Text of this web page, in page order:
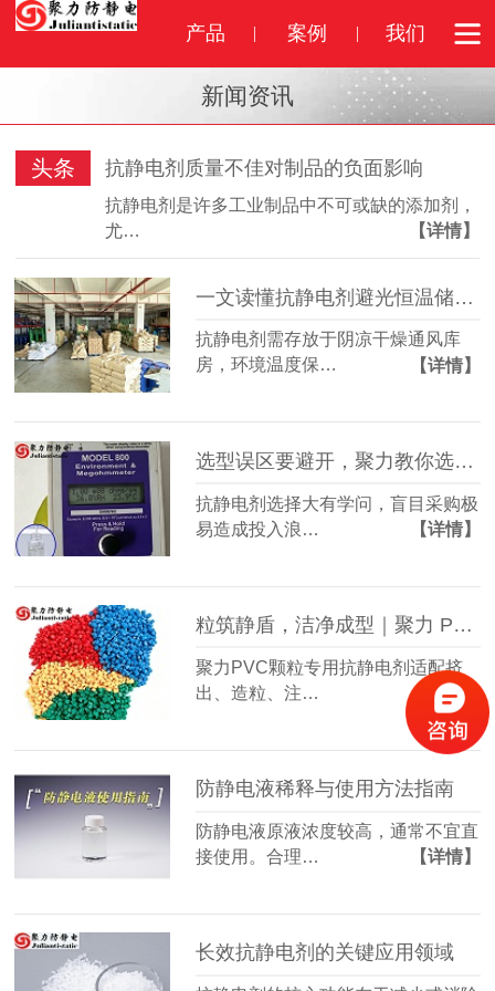
产品 案例 我们
新闻资讯
头条 抗静电剂质量不佳对制品的负面影响
抗静电剂是许多工业制品中不可或缺的添加剂，
尤…
【详情】
一文读懂抗静电剂避光恒温储存标准
抗静电剂需存放于阴凉干燥通风库
房，环境温度保…
【详情】
选型误区要避开，聚力教你选对抗静电剂
抗静电剂选择大有学问，盲目采购极
易造成投入浪…
【详情】
粒筑静盾，洁净成型｜聚力 PVC 颗粒专用抗静电剂
聚力PVC颗粒专用抗静电剂适配挤
出、造粒、注…
【详情】
防静电液稀释与使用方法指南
防静电液原液浓度较高，通常不宜直
接使用。合理…
【详情】
长效抗静电剂的关键应用领域